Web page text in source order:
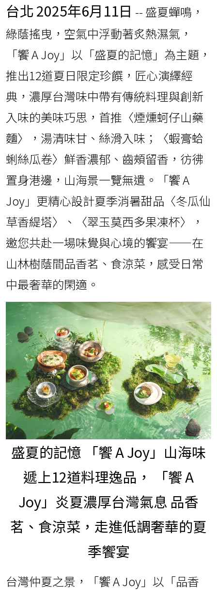
台北2025年6月11日 -- 盛夏蟬鳴，
綠蔭搖曳，空氣中浮動著炙熱濕氣，
「饗 A Joy」以「盛夏的記憶」為主題，
推出12道夏日限定珍饌，匠心演繹經
典，濃厚台灣味中帶有傳統料理與創新
入味的美味巧思，首推〈煙燻蚵仔山藥
麵〉，湯清味甘、絲滑入味；〈蝦膏蛤
蜊絲瓜卷〉鮮香濃郁、齒頰留香，彷彿
置身港邊，山海景一覽無遺。「饗 A
Joy」更精心設計夏季消暑甜品〈冬瓜仙
草香緹塔〉、〈翠玉莫西多果凍杯〉，
邀您共赴一場味覺與心境的饗宴——在
山林樹蔭間品香茗、食涼菜，感受日常
中最奢華的閑適。
盛夏的記憶 「饗 A Joy」山海味
遞上12道料理逸品， 「饗 A
Joy」炎夏濃厚台灣氣息 品香
茗、食涼菜，走進低調奢華的夏
季饗宴
台灣仲夏之景，「饗 A Joy」以「品香